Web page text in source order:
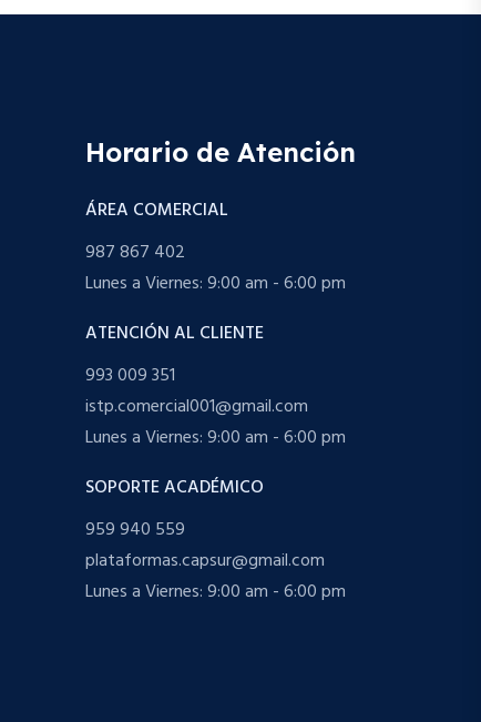
Horario de Atención
ÁREA COMERCIAL
987 867 402
Lunes a Viernes: 9:00 am - 6:00 pm
ATENCIÓN AL CLIENTE
993 009 351
istp.comercial001@gmail.com
Lunes a Viernes: 9:00 am - 6:00 pm
SOPORTE ACADÉMICO
959 940 559
plataformas.capsur@gmail.com
Lunes a Viernes: 9:00 am - 6:00 pm